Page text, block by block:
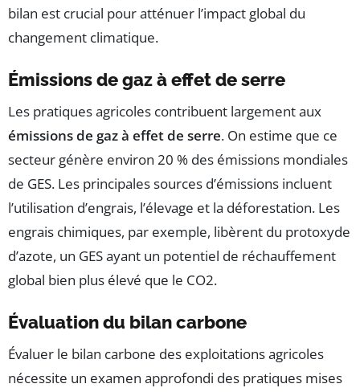
bilan est crucial pour atténuer l’impact global du
changement climatique.
Émissions de gaz à effet de serre
Les pratiques agricoles contribuent largement aux
émissions de gaz à effet de serre. On estime que ce
secteur génère environ 20 % des émissions mondiales
de GES. Les principales sources d’émissions incluent
l’utilisation d’engrais, l’élevage et la déforestation. Les
engrais chimiques, par exemple, libèrent du protoxyde
d’azote, un GES ayant un potentiel de réchauffement
global bien plus élevé que le CO2.
Évaluation du bilan carbone
Évaluer le bilan carbone des exploitations agricoles
nécessite un examen approfondi des pratiques mises